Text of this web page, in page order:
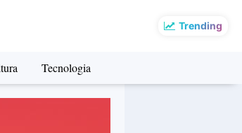
Trending
Tecnologia